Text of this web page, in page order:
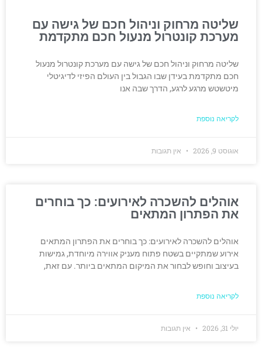
שליטה מרחוק וניהול חכם של גישה עם
מערכת קונטרול מנעול חכם מתקדמת
שליטה מרחוק וניהול חכם של גישה עם מערכת קונטרול מנעול
חכם מתקדמת בעידן שבו הגבול בין העולם הפיזי לדיגיטלי
מיטשטש מרגע לרגע, הדרך שבה אנו
לקריאה נוספת
אוגוסט 9, 2026 אין תגובות
אוהלים להשכרה לאירועים: כך בוחרים
את הפתרון המתאים
אוהלים להשכרה לאירועים: כך בוחרים את הפתרון המתאים
אירוע שמתקיים בשטח פתוח מעניק אווירה מיוחדת, גמישות
בעיצוב וחופש לבחור את המיקום המתאים ביותר. עם זאת,
לקריאה נוספת
יולי 31, 2026 אין תגובות